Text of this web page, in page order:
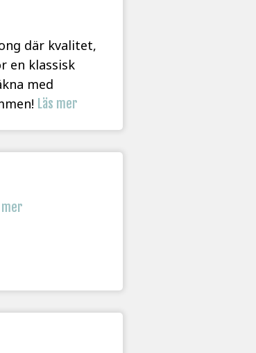
där kvalitet,
en klassisk
med
Läs mer
mer